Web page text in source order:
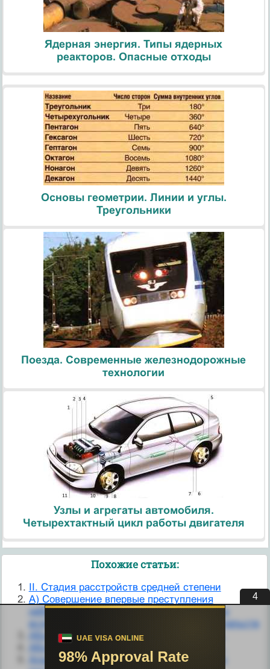
Ядерная энергия. Типы ядерных
реакторов. Опасные отходы
Основы геометрии. Линии и углы.
Треугольники
Поезда. Современные железнодорожные
технологии
Узлы и агрегаты автомобиля.
Четырехтактный цикл работы двигателя
Похожие статьи:
II. Стадия расстройств средней степени
А) Совершение впервые преступления
небольшой тяжести или средней тяжести
вследствие случайного стечения обстоятельств
Абсолютные и относительные величины.
Аграрное производство как особая сфера
3